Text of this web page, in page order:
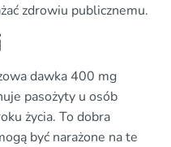
zdrowiu publicznemu.
dawka 400 mg
pasożyty u osób
życia. To dobra
być narażone na te